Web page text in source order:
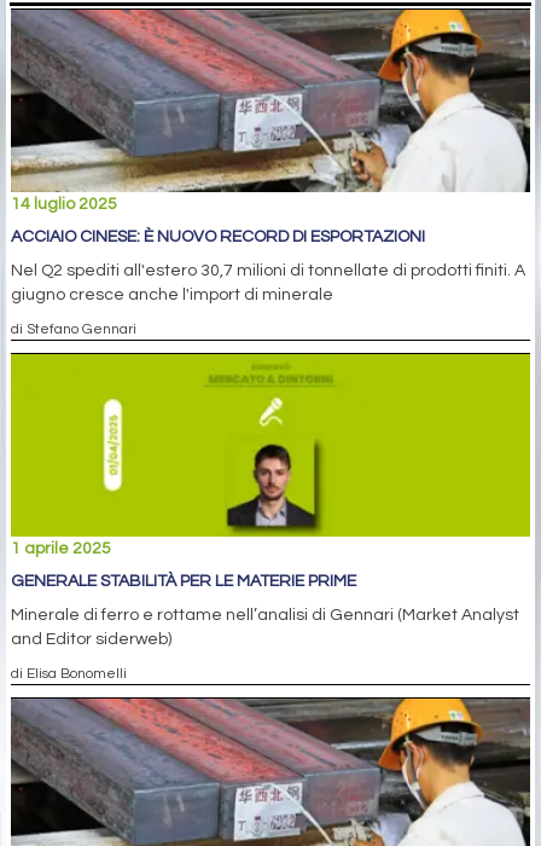
14 luglio 2025
ACCIAIO CINESE: È NUOVO RECORD DI ESPORTAZIONI
Nel Q2 spediti all'estero 30,7 milioni di tonnellate di prodotti finiti. A
giugno cresce anche l'import di minerale
di Stefano Gennari
1 aprile 2025
GENERALE STABILITÀ PER LE MATERIE PRIME
Minerale di ferro e rottame nell’analisi di Gennari (Market Analyst
and Editor siderweb)
di Elisa Bonomelli